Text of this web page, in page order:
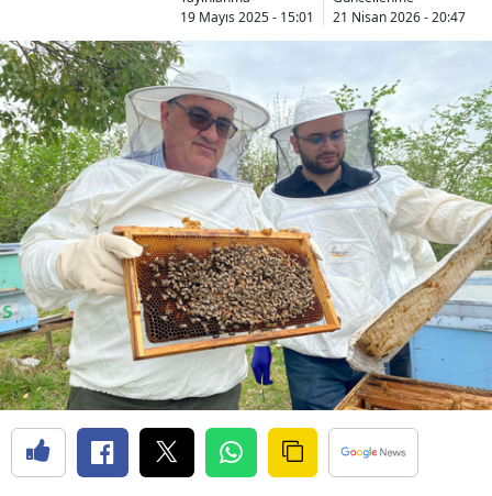
Balıkesir
Bingöl
Bitlis
Bolu
Burdur
Bursa
Çanakkale
Çankırı
Çorum
Denizli
19 Mayıs 2025 - 15:01
21 Nisan 2026 - 20:47